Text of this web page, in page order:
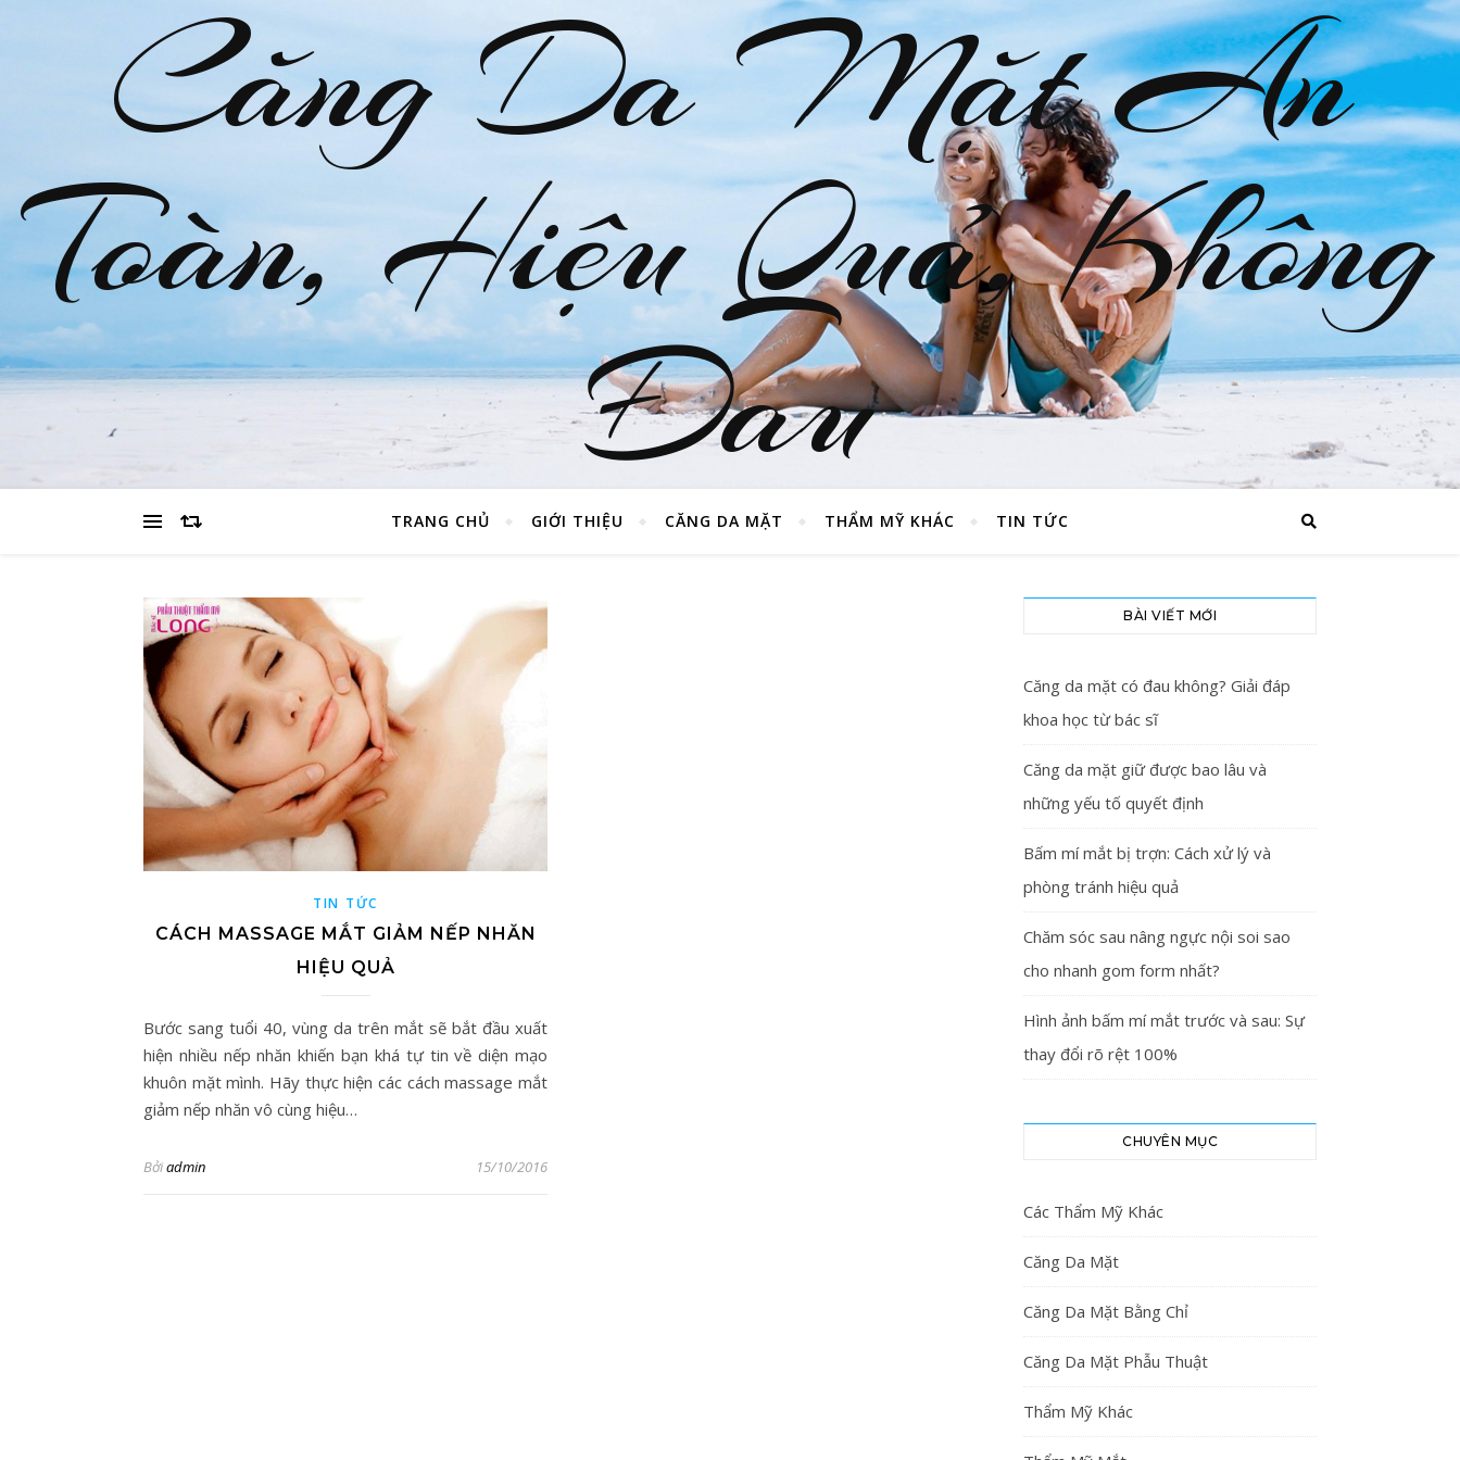
Căng Da Mặt An
Toàn, Hiệu Quả, Không
Đau
TRANG CHỦ GIỚI THIỆU CĂNG DA MẶT THẨM MỸ KHÁC TIN TỨC
TIN TỨC
CÁCH MASSAGE MẮT GIẢM NẾP NHĂN
HIỆU QUẢ
Bước sang tuổi 40, vùng da trên mắt sẽ bắt đầu xuất
hiện nhiều nếp nhăn khiến bạn khá tự tin về diện mạo
khuôn mặt mình. Hãy thực hiện các cách massage mắt
giảm nếp nhăn vô cùng hiệu…
Bởiadmin 15/10/2016
BÀI VIẾT MỚI
Căng da mặt có đau không? Giải đáp
khoa học từ bác sĩ
Căng da mặt giữ được bao lâu và
những yếu tố quyết định
Bấm mí mắt bị trợn: Cách xử lý và
phòng tránh hiệu quả
Chăm sóc sau nâng ngực nội soi sao
cho nhanh gom form nhất?
Hình ảnh bấm mí mắt trước và sau: Sự
thay đổi rõ rệt 100%
CHUYÊN MỤC
Các Thẩm Mỹ Khác
Căng Da Mặt
Căng Da Mặt Bằng Chỉ
Căng Da Mặt Phẫu Thuật
Thẩm Mỹ Khác